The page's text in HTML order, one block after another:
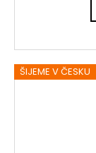
ŠIJEME V ČESKU